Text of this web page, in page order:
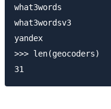
what3words
what3wordsv3
yandex
>>> len(geocoders)